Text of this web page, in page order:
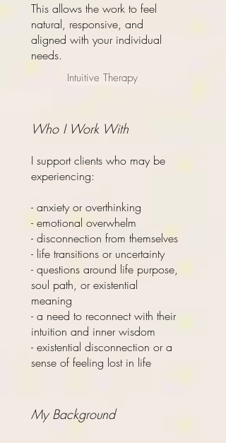
This allows the work to feel
natural, responsive, and
aligned with your individual
needs.
Intuitive Therapy
Who I Work With
I support clients who may be
experiencing:
- anxiety or overthinking
- emotional overwhelm
- disconnection from themselves
- life transitions or uncertainty
- questions around life purpose,
soul path, or existential
meaning
- a need to reconnect with their
intuition and inner wisdom
- existential disconnection or a
sense of feeling lost in life
My Background